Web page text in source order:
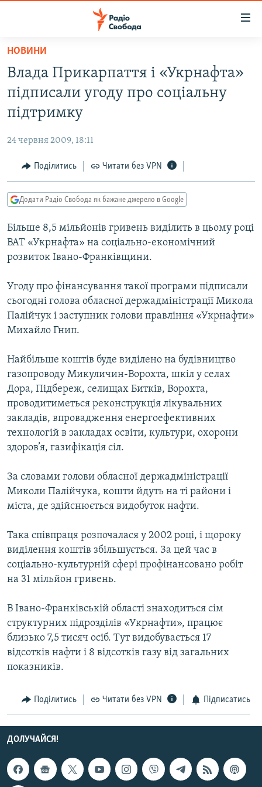
Перейти
основного
матеріалу
Перейти
до
основної
навігації
Перейти
до
пошуку
ВСЕ ЗА ДОБУ
СТАТТІ
ЕКОНОМІКА
СУСПІЛЬСТВО
УКРАЇНА
РОСІЙСЬКА «ФІЛЬТРАЦІЯ»
ДОНБАС.РЕАЛІЇ
ТИ ЯК?
СХЕМИ
КИТАЙ.ВИКЛИКИ
ФОТО
СПЕЦПРОЄКТИ
ПОДКАСТИ
РУС
УКР
Усі сайти RFE/RL
НОВИНИ
Влада Прикарпаття і «Укрнафта»
підписали угоду про соціальну
підтримку
24 червня 2009, 18:11
Поділитись Читати без VPN
Додати Радіо Свобода як бажане джерело в Google
Більше 8,5 мільйонів гривень виділить в цьому році
ВАТ «Укрнафта» на соціально-економічний
розвиток Івано-Франківщини.
Угоду про фінансування такої програми підписали
сьогодні голова обласної держадміністрації Микола
Палійчук і заступник голови правління «Укрнафти»
Михайло Гнип.
Найбільше коштів буде виділено на будівництво
газопроводу Микуличин-Ворохта, шкіл у селах
Дора, Підбереж, селищах Битків, Ворохта,
проводитиметься реконструкція лікувальних
закладів, впровадження енергоефективних
технологій в закладах освіти, культури, охорони
здоров’я, газифікація сіл.
За словами голови обласної держадміністрації
Миколи Палійчука, кошти йдуть на ті райони і
міста, де здійснюється видобуток нафти.
Така співпраця розпочалася у 2002 році, і щороку
виділення коштів збільшується. За цей час в
соціально-культурній сфері профінансовано робіт
на 31 мільйон гривень.
В Івано-Франківській області знаходиться сім
структурних підрозділів «Укрнафти», працює
близько 7,5 тисяч осіб. Тут видобувається 17
відсотків нафти і 8 відсотків газу від загальних
показників.
Поділитись Читати без VPN Підписатись
ДОЛУЧАЙСЯ!